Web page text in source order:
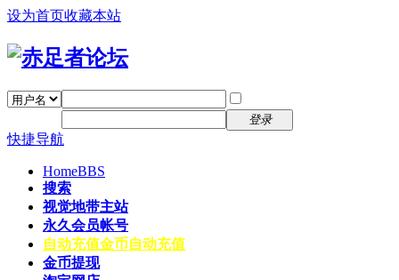
设为首页收藏本站
登录
快捷导航
HomeBBS
搜索
视觉地带主站
永久会员帐号
自动充值金币自动充值
金币提现